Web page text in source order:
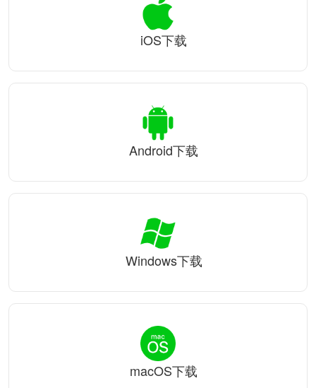
iOS下载
Android下载
Windows下载
macOS下载